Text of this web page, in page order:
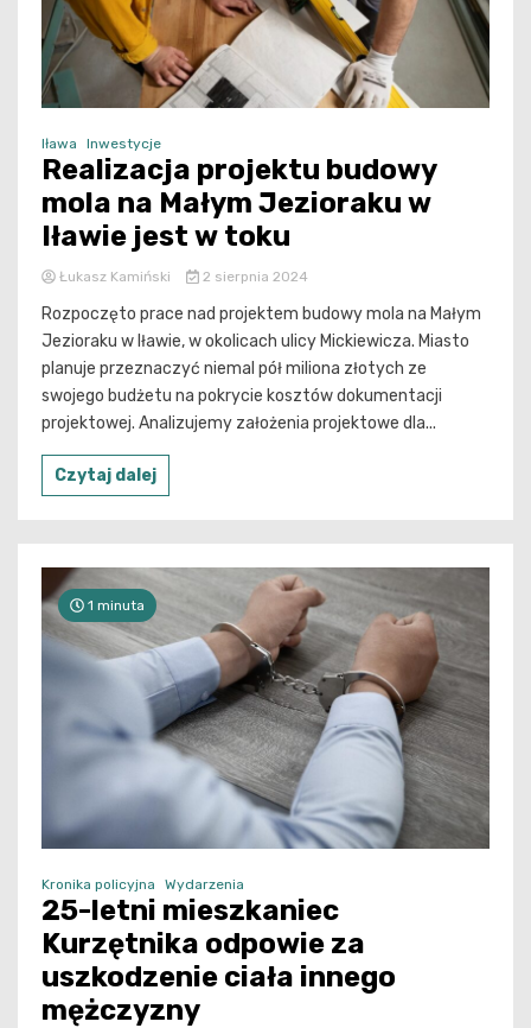
Iława Inwestycje
Realizacja projektu budowy
mola na Małym Jezioraku w
Iławie jest w toku
Łukasz Kamiński 2 sierpnia 2024
Rozpoczęto prace nad projektem budowy mola na Małym
Jezioraku w Iławie, w okolicach ulicy Mickiewicza. Miasto
planuje przeznaczyć niemal pół miliona złotych ze
swojego budżetu na pokrycie kosztów dokumentacji
projektowej. Analizujemy założenia projektowe dla...
Czytaj dalej
1 minuta
Kronika policyjna Wydarzenia
25-letni mieszkaniec
Kurzętnika odpowie za
uszkodzenie ciała innego
mężczyzny